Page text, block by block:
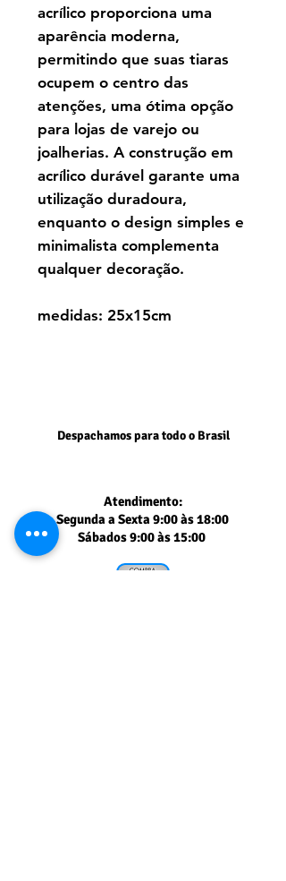
acrílico proporciona uma
aparência moderna,
permitindo que suas tiaras
ocupem o centro das
atenções, uma ótima opção
para lojas de varejo ou
joalherias. A construção em
acrílico durável garante uma
utilização duradoura,
enquanto o design simples e
minimalista complementa
qualquer decoração.
medidas: 25x15cm
Despachamos para todo o Brasil
Atendimento:
Segunda a Sexta 9:00 às 18:00
Sábados 9:00 às 15:00